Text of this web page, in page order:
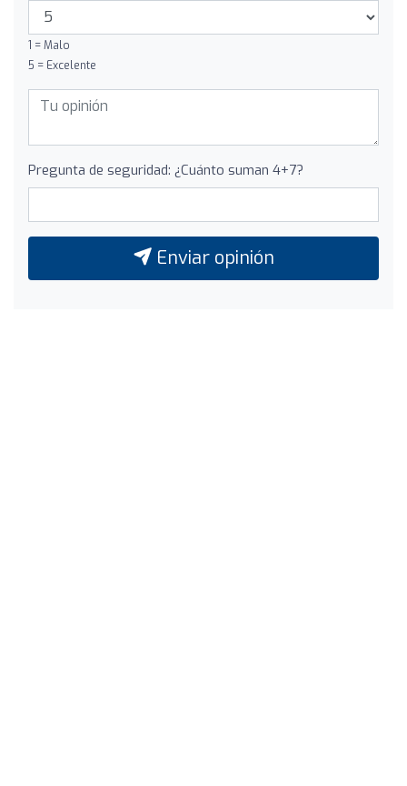
1 = Malo
5 = Excelente
Pregunta de seguridad: ¿Cuánto suman 4+7?
Enviar opinión